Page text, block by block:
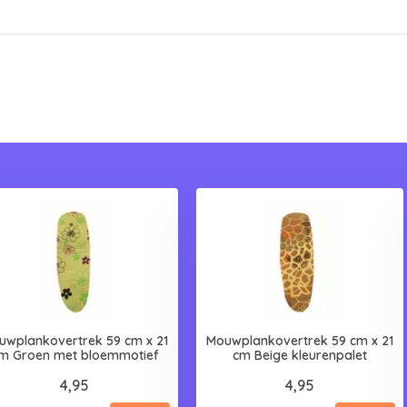
59 cm x 21
Groen met bloemmotief
4,95
Mouwplankovertrek 59 cm x 21
cm Beige kleurenpalet
4,95